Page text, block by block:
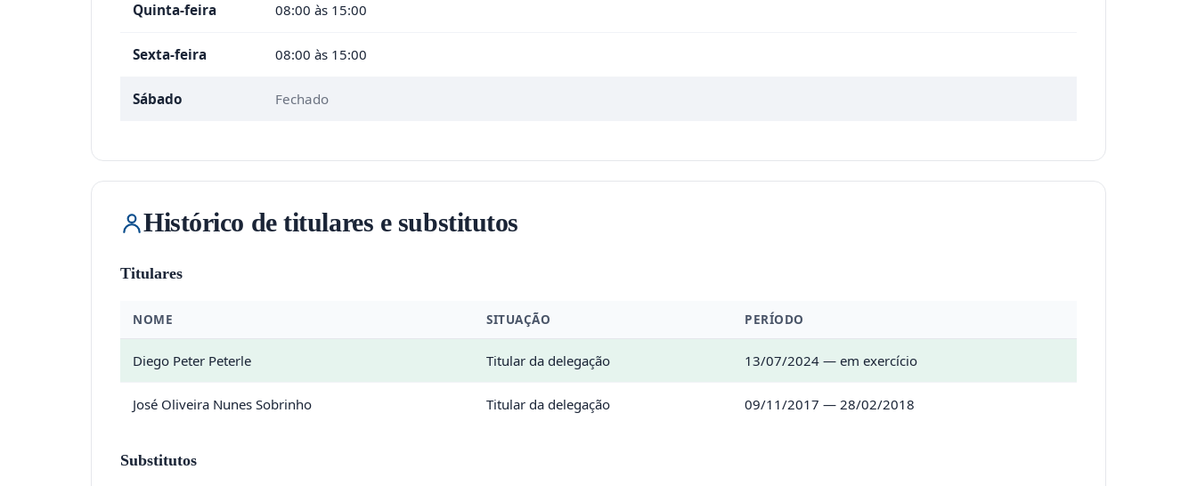
Quinta-feira 08:00 às 15:00
Sexta-feira 08:00 às 15:00
Sábado Fechado
Histórico de titulares e substitutos
Titulares
NOME SITUAÇÃO PERÍODO
Diego Peter Peterle Titular da delegação 13/07/2024 — em exercício
José Oliveira Nunes Sobrinho Titular da delegação 09/11/2017 — 28/02/2018
Substitutos